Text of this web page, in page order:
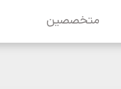
متخصصین